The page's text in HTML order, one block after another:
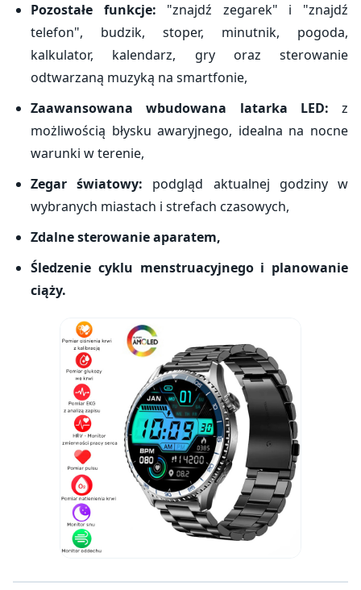
Pozostałe funkcje: "znajdź zegarek" i "znajdź
telefon", budzik, stoper, minutnik, pogoda,
kalkulator, kalendarz, gry oraz sterowanie
odtwarzaną muzyką na smartfonie,
Zaawansowana wbudowana latarka LED: z
możliwością błysku awaryjnego, idealna na nocne
warunki w terenie,
Zegar światowy: podgląd aktualnej godziny w
wybranych miastach i strefach czasowych,
Zdalne sterowanie aparatem,
Śledzenie cyklu menstruacyjnego i planowanie
ciąży.